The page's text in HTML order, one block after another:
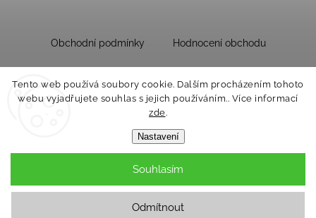
Tento web používá soubory cookie. Dalším procházením tohoto
webu vyjadřujete souhlas s jejich používáním.. Více informací
zde.
Nastavení
Odmítnout
Souhlasím
Obchodní podmínky Hodnocení obchodu
Copyright 2026Dětský obchůdek Žirafa. Všechna práva vyhrazena.
Upravit nastavení cookies